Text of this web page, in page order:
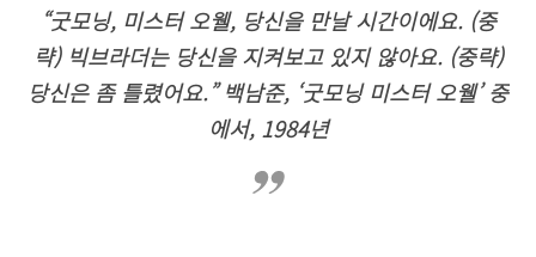
“굿모닝, 미스터 오웰, 당신을 만날 시간이에요. (중
략) 빅브라더는 당신을 지켜보고 있지 않아요. (중략)
당신은 좀 틀렸어요.” 백남준, ‘굿모닝 미스터 오웰’ 중
에서, 1984년